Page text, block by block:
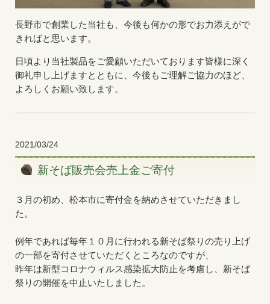
長野市で創業した当社も、今後も何かの形でお力添えがで
きればと思います。
日頃より当社製品をご愛顧いただいております皆様に深く
御礼申し上げますとともに、今後もご理解ご協力のほど、
よろしくお願い致します。
2021/03/24
新そば販売会売上金ご寄付
３月の初め、松本市に寄付金を納めさせていただきまし
た。
例年であれば毎年１０月に行われる新そば祭りの売り上げ
の一部を寄付させていただくところなのですが、
昨年は新型コロナウィルス感染拡大防止を考慮し、新そば
祭りの開催を中止いたしました。